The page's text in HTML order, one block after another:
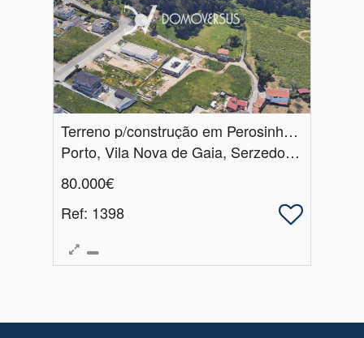
Terreno p/construção em Perosinho, Vila Nova de Gaia
Porto, Vila Nova de Gaia, Serzedo e Perosinho
80.000€
Ref: 1398